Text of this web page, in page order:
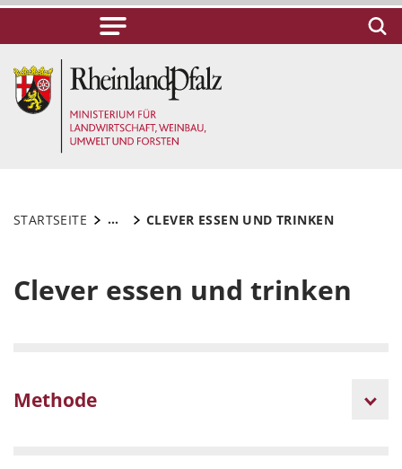
STARTSEITE ... CLEVER ESSEN UND TRINKEN
Clever essen und trinken
Methode